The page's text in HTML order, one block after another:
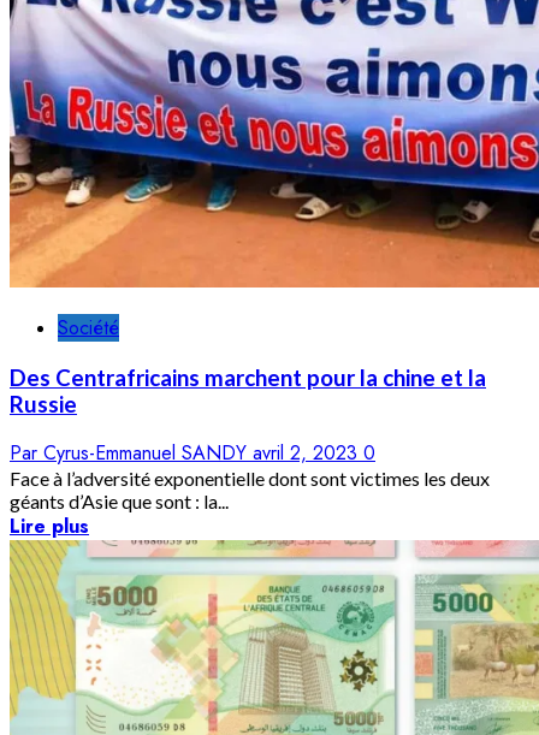
Société
Des Centrafricains marchent pour la chine et la
Russie
Par Cyrus-Emmanuel SANDY avril 2, 2023 0
Face à l’adversité exponentielle dont sont victimes les deux
géants d’Asie que sont : la...
Lire plus